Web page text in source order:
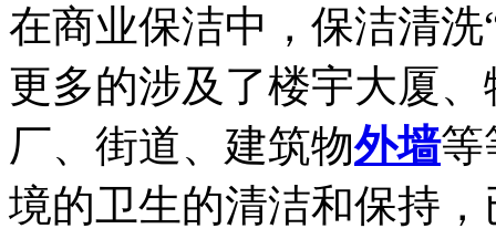
在商业保洁中，保洁清洗
更多的涉及了楼宇大厦
厂、街道、建筑物外墙等
境的卫生的清洁和保持